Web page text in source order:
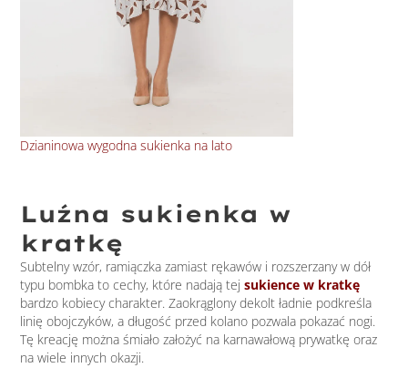
Dzianinowa wygodna sukienka na lato
Luźna sukienka w
kratkę
Subtelny wzór, ramiączka zamiast rękawów i rozszerzany w dół
typu bombka to cechy, które nadają tejsukience w kratkę
bardzo kobiecy charakter. Zaokrąglony dekolt ładnie podkreśla
linię obojczyków, a długość przed kolano pozwala pokazać nogi.
Tę kreację można śmiało założyć na karnawałową prywatkę oraz
na wiele innych okazji.